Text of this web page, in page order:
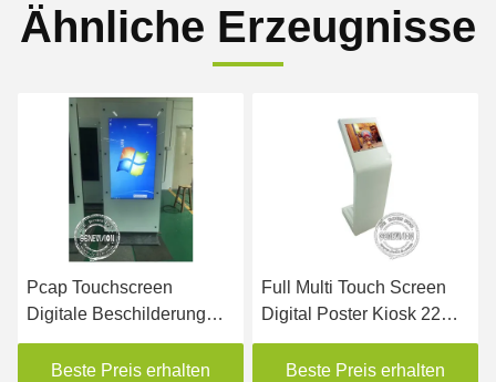
Ähnliche Erzeugnisse
Full Multi Touch Screen
Digital Poster Kiosk 22
Zoll LCD-Display mit
Musikalbum
Beste Preis erhalten
Aluminiumprofile 55"
Touchscreen Digital
Signage Led-Bildschirm
500cd/M2 Helligkeit
Beste Preis erhalten